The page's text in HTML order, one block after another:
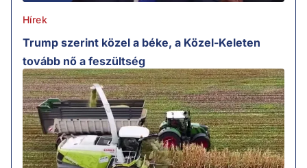
Hírek
Trump szerint közel a béke, a Közel-Keleten
tovább nő a feszültség